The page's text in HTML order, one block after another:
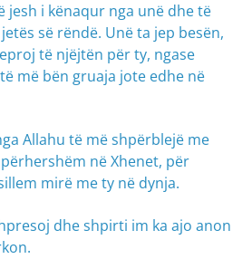
jesh i kënaqur nga unë dhe të
së rëndë. Unë ta jep besën,
të njëjtën për ty, ngase
më bën gruaja jote edhe në
Allahu të më shpërblejë me
në Xhenet, për
mirë me ty në dynja.
dhe shpirti im ka ajo anon